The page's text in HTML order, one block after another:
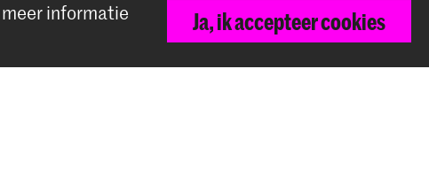
informatie
Ja, ik accepteer cookies